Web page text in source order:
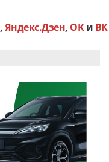
,Яндекс.Дзен, OK и ВК